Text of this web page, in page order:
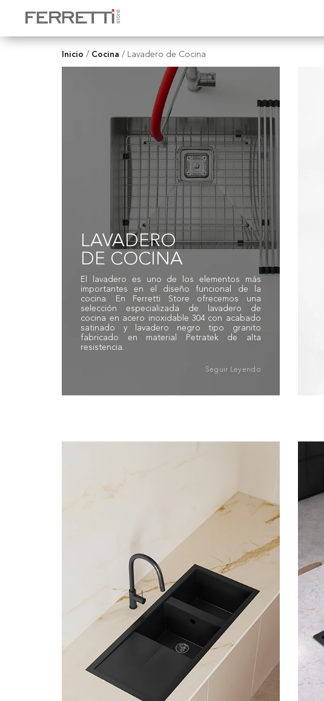
Inicio / Cocina / Lavadero de Cocina
LAVADERO
DE COCINA
El lavadero es uno de los elementos más
importantes en el diseño funcional de la
cocina. En Ferretti Store ofrecemos una
selección especializada de lavadero de
cocina en acero inoxidable 304 con acabado
satinado y lavadero negro tipo granito
fabricado en material Petratek de alta
resistencia.
Seguir Leyendo